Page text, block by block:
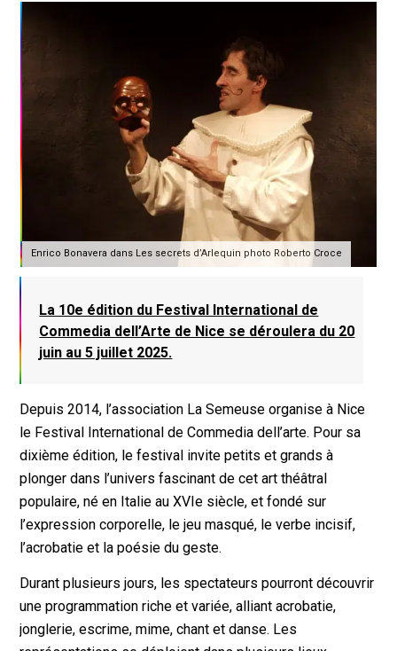
Enrico Bonavera dans Les secrets d’Arlequin photo Roberto Croce
La 10e édition du Festival International de
Commedia dell’Arte de Nice se déroulera du 20
juin au 5 juillet 2025.
Depuis 2014, l’association La Semeuse organise à Nice
le Festival International de Commedia dell’arte. Pour sa
dixième édition, le festival invite petits et grands à
plonger dans l’univers fascinant de cet art théâtral
populaire, né en Italie au XVIe siècle, et fondé sur
l’expression corporelle, le jeu masqué, le verbe incisif,
l’acrobatie et la poésie du geste.
Durant plusieurs jours, les spectateurs pourront découvrir
une programmation riche et variée, alliant acrobatie,
jonglerie, escrime, mime, chant et danse. Les